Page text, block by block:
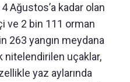
4 Ağustos’a kadar olan
ve 2 bin 111 orman
263 yangın meydana
nitelendirilen uçaklar,
yaz aylarında